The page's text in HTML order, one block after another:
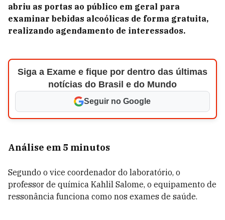
abriu as portas ao público em geral para
examinar bebidas alcoólicas de forma gratuita,
realizando agendamento de interessados.
Siga a Exame e fique por dentro das últimas
notícias do Brasil e do Mundo
Seguir no Google
Análise em 5 minutos
Segundo o vice coordenador do laboratório, o
professor de química Kahlil Salome, o equipamento de
ressonância funciona como nos exames de saúde.